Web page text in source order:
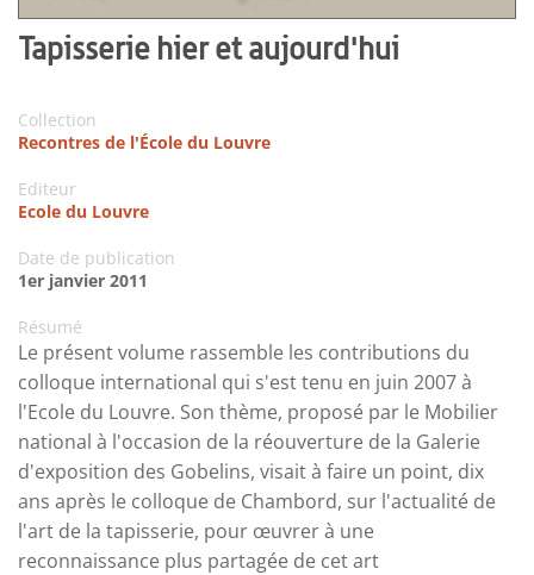
Tapisserie hier et aujourd'hui
Collection
Recontres de l'École du Louvre
Editeur
Ecole du Louvre
Date de publication
1er janvier 2011
Résumé
Le présent volume rassemble les contributions du
colloque international qui s'est tenu en juin 2007 à
l'Ecole du Louvre. Son thème, proposé par le Mobilier
national à l'occasion de la réouverture de la Galerie
d'exposition des Gobelins, visait à faire un point, dix
ans après le colloque de Chambord, sur l'actualité de
l'art de la tapisserie, pour œuvrer à une
reconnaissance plus partagée de cet art